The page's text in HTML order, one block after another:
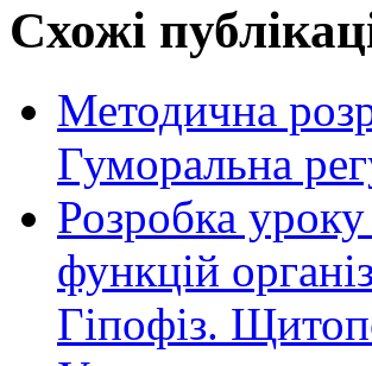
Схожі
Методична
Гуморальна
Розробка уроку
функцій
Гіпофіз.